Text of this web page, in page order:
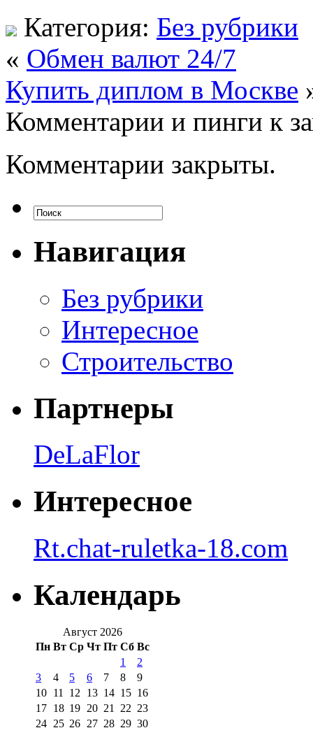
Категория: Без рубрики
« Обмен валют 24/7
Купить диплом в Москве
Комментарии и пинги к
Комментарии закрыты.
Навигация
Без рубрики
Интересное
Строительство
Партнеры
DeLaFlor
Интересное
Rt.chat-ruletka-18.com
Календарь
Август 2026
Пн Вт Ср Чт Пт Сб Вс
1
2
3
4 5 6 7 8
9
10 11 12 13 14 15 16
17 18 19 20 21 22 23
24 25 26 27 28 29 30